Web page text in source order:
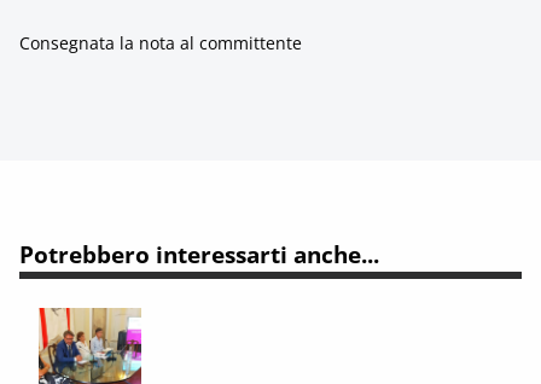
Consegnata la nota al committente
Potrebbero interessarti anche...